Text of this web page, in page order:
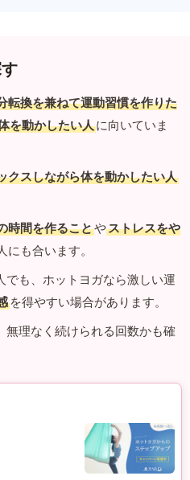
転換を兼ねて運動習慣を作りた
を動かしたい人に向いていま
クスしながら体を動かしたい人
時間を作ることやストレスをや
にも合います。
も、ホットヨガなら激しい運
を得やすい場合があります。
理なく続けられる回数かも確